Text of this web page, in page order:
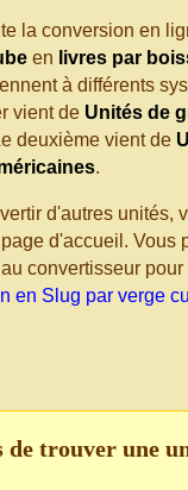
la conversion en
en livres par
à différents
vient de Unités de
deuxième vient de
.
d'autres unités,
d'accueil. Vous
convertisseur pour
en Slug par verge
de trouver une